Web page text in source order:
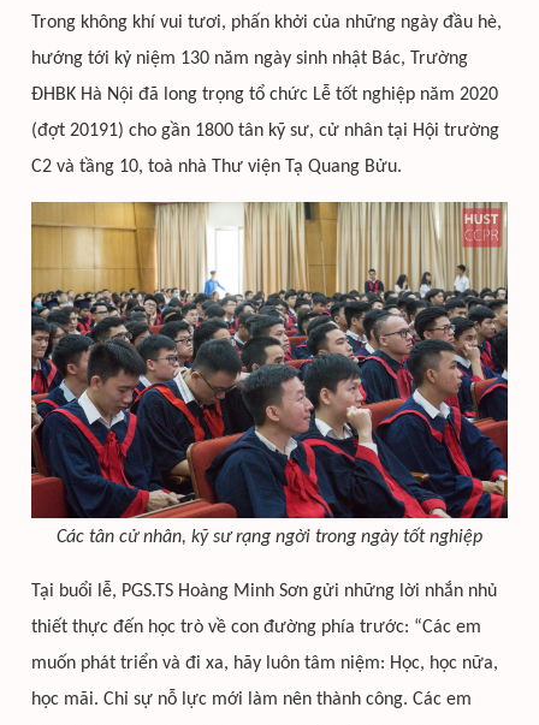
Trong không khí vui tươi, phấn khởi của những ngày đầu hè,
hướng tới kỷ niệm 130 năm ngày sinh nhật Bác, Trường
ĐHBK Hà Nội đã long trọng tổ chức Lễ tốt nghiệp năm 2020
(đợt 20191) cho gần 1800 tân kỹ sư, cử nhân tại Hội trường
C2 và tầng 10, toà nhà Thư viện Tạ Quang Bửu.
Các tân cử nhân, kỹ sư rạng ngời trong ngày tốt nghiệp
Tại buổi lễ, PGS.TS Hoàng Minh Sơn gửi những lời nhắn nhủ
thiết thực đến học trò về con đường phía trước: “Các em
muốn phát triển và đi xa, hãy luôn tâm niệm: Học, học nữa,
học mãi. Chỉ sự nỗ lực mới làm nên thành công. Các em